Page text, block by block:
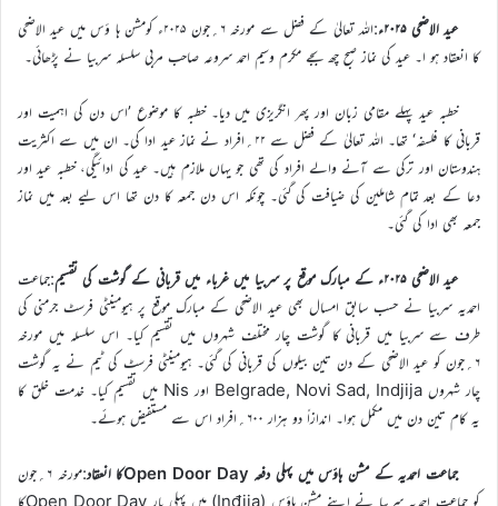
عید الاضحی ۲۰۲۵ء
:اللہ تعالیٰ کے فضل سے مورخہ ۶؍جون ۲۰۲۵ء کومشن ہا ؤس میں عید الاضحی
کا انعقاد ہو ا۔ عید کی نماز صبح چھ بجے مکرم وسیم احمد سروعہ صاحب مربی سلسلہ سربیا نے پڑھائی۔
خطبہ عید پہلے مقامی زبان اور پھر انگریزی میں دیا۔ خطبہ کا موضوع ’اس دن کی اہمیت اور
قربانی کا فلسفہ‘ تھا۔ اللہ تعالیٰ کے فضل سے ۲۲؍افراد نے نماز عید ادا کی۔ ان میں سے اکثریت
ہندوستان اور ترکی سے آنے والے افراد کی تھی جو یہاں ملازم ہیں۔ عید کی ادائیگی، خطبہ عید اور
دعا کے بعد تمام شاملین کی ضیافت کی گئی۔ چونکہ اس دن جمعہ کا دن تھا اس ليے بعد میں نماز
جمعہ بھی ادا کی گئی۔
عید الاضحی ۲۰۲۵ء کے مبارک موقع پر سربیا میں غرباء میں قربانی کے گوشت کی تقسیم
:جماعت
احمدیہ سربیا نے حسب سابق امسال بھی عید الاضحی کے مبارک موقع پر ہیومینٹی فرسٹ جرمنی کی
طرف سے سربیا میں قربانی کا گوشت چار مختلف شہروں میں تقسیم کیا۔ اس سلسلہ میں مورخہ
۶؍جون کو عید الاضحی کے دن تین بیلوں کی قربانی کی گئی۔ ہیومینٹی فرسٹ کی ٹیم نے یہ گوشت
چار شہروں Belgrade, Novi Sad, Indjija اور Nis میں تقسیم کیا۔ خدمت خلق کا
یہ کام تین دن میں مکمل ہوا۔ اندازاً دو ہزار ۶۰۰؍افراد اس سے مستفیض ہوئے۔
جماعت احمدیہ کے مشن ہاؤس میں پہلی دفعہ Open Door Dayکا انعقاد
:مورخہ ۶؍جون
کو جماعت احمدیہ سربیا نے اپنے مشن ہاؤس (Inđija) میں پہلی بار Open Door Dayکا